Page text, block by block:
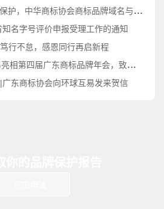
标协会商标品牌域名与网络标识工作委员会正式成立
名字号评价申报受理工作的通知
行不怠，感恩同行再启新程
四届广东商标品牌年会，致敬品牌守护之路
东商标协会向环球互易发来贺信